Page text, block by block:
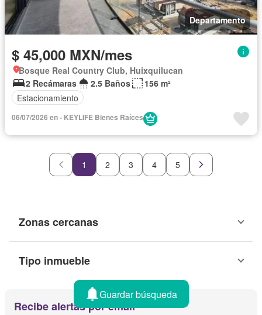
Departamento
$ 45,000 MXN/mes
Bosque Real Country Club, Huixquilucan
2 Recámaras
2.5 Baños
156 m²
Estacionamiento
06/07/2026 en - KEYLIFE Bienes Raíces
1 2 3 4 5
Zonas cercanas
Tipo inmueble
Recibe alertas por email
Guardar búsqueda